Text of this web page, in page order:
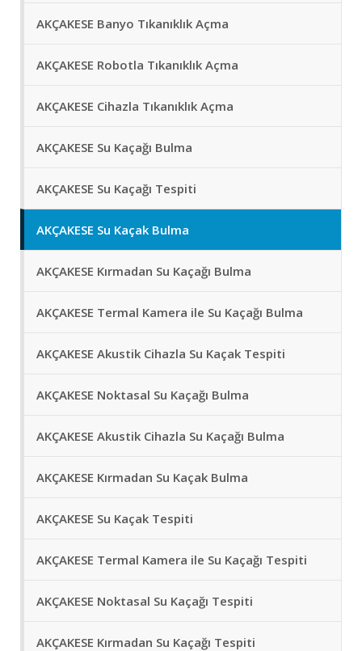
AKÇAKESE Banyo Tıkanıklık Açma
AKÇAKESE Robotla Tıkanıklık Açma
AKÇAKESE Cihazla Tıkanıklık Açma
AKÇAKESE Su Kaçağı Bulma
AKÇAKESE Su Kaçağı Tespiti
AKÇAKESE Su Kaçak Bulma
AKÇAKESE Kırmadan Su Kaçağı Bulma
AKÇAKESE Termal Kamera ile Su Kaçağı Bulma
AKÇAKESE Akustik Cihazla Su Kaçak Tespiti
AKÇAKESE Noktasal Su Kaçağı Bulma
AKÇAKESE Akustik Cihazla Su Kaçağı Bulma
AKÇAKESE Kırmadan Su Kaçak Bulma
AKÇAKESE Su Kaçak Tespiti
AKÇAKESE Termal Kamera ile Su Kaçağı Tespiti
AKÇAKESE Noktasal Su Kaçağı Tespiti
AKÇAKESE Kırmadan Su Kaçağı Tespiti